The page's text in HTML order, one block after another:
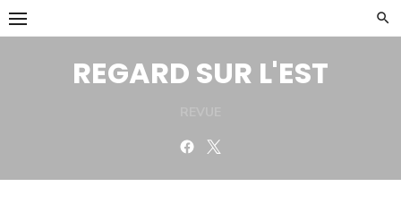
Skip
to
REGARD SUR L'EST
Facebook